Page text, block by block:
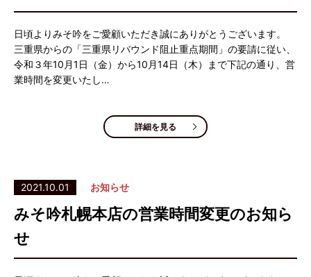
日頃よりみそ吟をご愛顧いただき誠にありがとうございます。
三重県からの「三重県リバウンド阻止重点期間」の要請に従い、
令和３年10月1日（金）から10月14日（木）まで下記の通り、営
業時間を変更いたし…
詳細を見る
2021.10.01 お知らせ
みそ吟札幌本店の営業時間変更のお知ら
せ